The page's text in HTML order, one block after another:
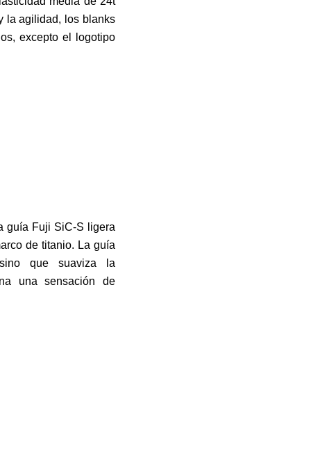
la agilidad, los blanks
excepto el logotipo
guía Fuji SiC-S ligera
de titanio. La guía
que suaviza la
una sensación de